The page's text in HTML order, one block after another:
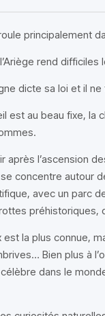
principalement
rend difficiles
dicte sa loi et il
est au beau fixe, la
après l’ascension
concentre autour
avec un parc
préhistoriques,
est la plus connue,
Bien plus à
dans le